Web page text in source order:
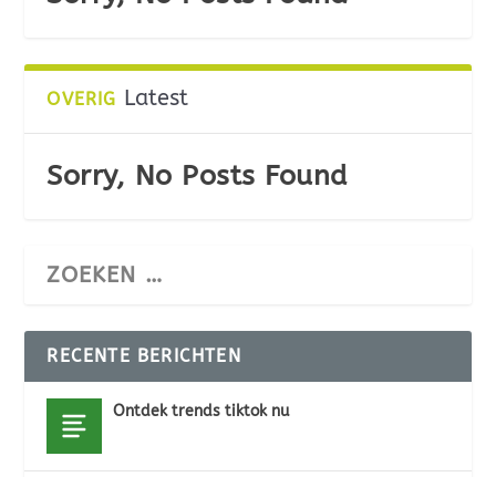
OVERIG Latest
Sorry, No Posts Found
RECENTE BERICHTEN
Ontdek trends tiktok nu